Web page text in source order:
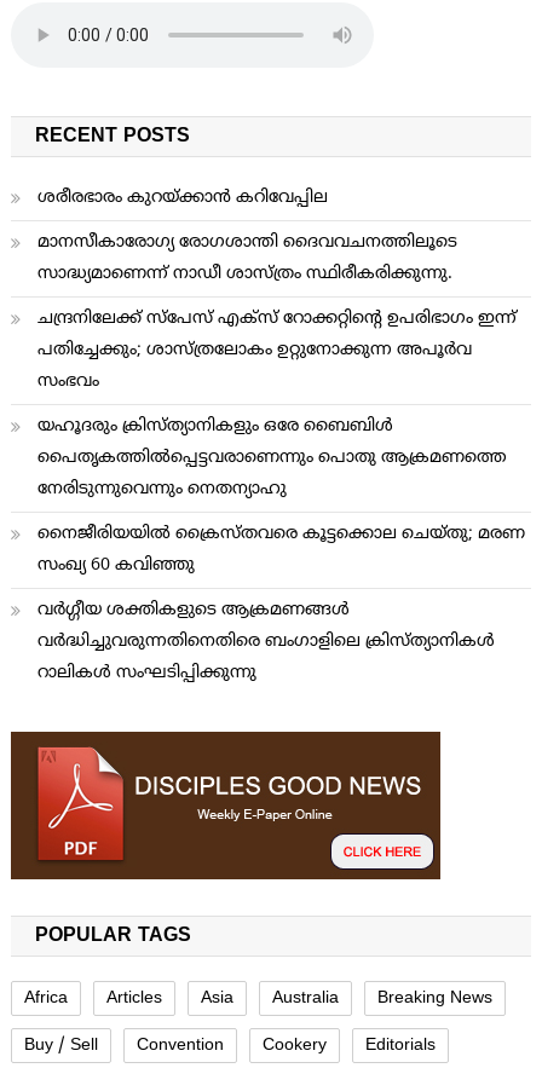
RECENT POSTS
ശരീരഭാരം കുറയ്ക്കാന്‍ കറിവേപ്പില
മാനസീകാരോഗ്യ രോഗശാന്തി ദൈവവചനത്തിലൂടെ
സാദ്ധ്യമാണെന്ന് നാഡീ ശാസ്ത്രം സ്ഥിരീകരിക്കുന്നു.
ചന്ദ്രനിലേക്ക് സ്പേസ് എക്സ് റോക്കറ്റിന്റെ ഉപരിഭാഗം ഇന്ന്
പതിച്ചേക്കും; ശാസ്ത്രലോകം ഉറ്റുനോക്കുന്ന അപൂർവ
സംഭവം
യഹൂദരും ക്രിസ്ത്യാനികളും ഒരേ ബൈബിള്‍
പൈതൃകത്തില്‍പ്പെട്ടവരാണെന്നും പൊതു ആക്രമണത്തെ
നേരിടുന്നുവെന്നും നെതന്യാഹു
നൈജീരിയയില്‍ ക്രൈസ്തവരെ കൂട്ടക്കൊല ചെയ്തു; മരണ
സംഖ്യ 60 കവിഞ്ഞു
വര്‍ഗ്ഗീയ ശക്തികളുടെ ആക്രമണങ്ങള്‍
വര്‍ദ്ധിച്ചുവരുന്നതിനെതിരെ ബംഗാളിലെ ക്രിസ്ത്യാനികള്‍
റാലികള്‍ സംഘടിപ്പിക്കുന്നു
POPULAR TAGS
Africa Articles Asia Australia Breaking News
Buy / Sell Convention Cookery Editorials